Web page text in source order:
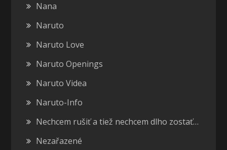
Nana
Naruto
Naruto Love
Naruto Openings
Naruto Videa
Naruto-Info
Nechcem rušiť a tiež nechcem dlho zostať…
Nezařazené